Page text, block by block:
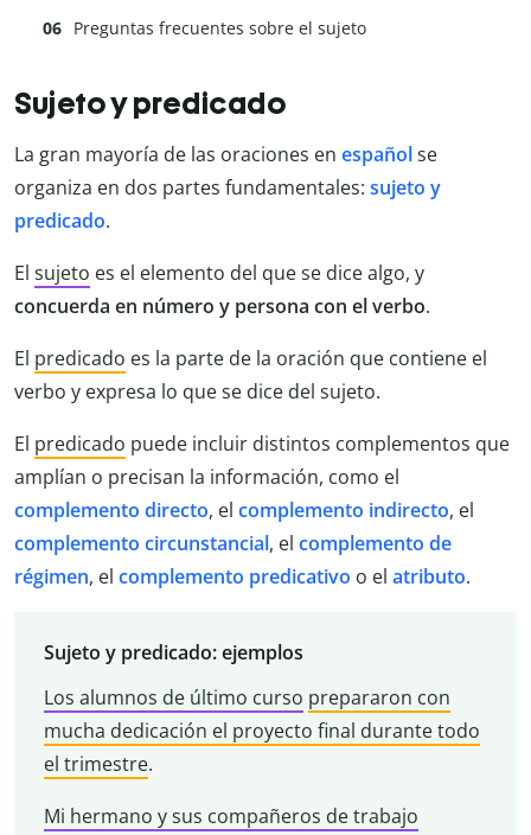
Preguntas frecuentes sobre el sujeto
Sujeto y predicado
La gran mayoría de las oraciones en españolse
organiza en dos partes fundamentales: sujeto y
predicado.
El sujeto es el elemento del que se dice algo, y
concuerda en número y persona con el verbo.
El predicado es la parte de la oración que contiene el
verbo y expresa lo que se dice del sujeto.
El predicado puede incluir distintos complementos que
amplían o precisan la información, como el
complemento directo, el complemento indirecto, el
complemento circunstancial, el complemento de
régimen, el complemento predicativo o el atributo.
Sujeto y predicado: ejemplos
Los alumnos de último curso prepararon con
mucha dedicación el proyecto final durante todo
el trimestre.
Mi hermano y sus compañeros de trabajo